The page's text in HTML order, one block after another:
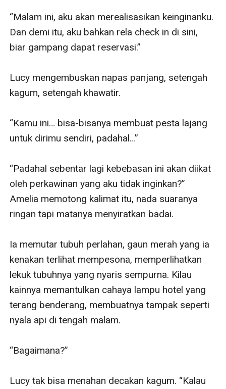
“Malam ini, aku akan merealisasikan keinginanku.
Dan demi itu, aku bahkan rela check in di sini,
biar gampang dapat reservasi.”
Lucy mengembuskan napas panjang, setengah
kagum, setengah khawatir.
“Kamu ini… bisa-bisanya membuat pesta lajang
untuk dirimu sendiri, padahal…”
“Padahal sebentar lagi kebebasan ini akan diikat
oleh perkawinan yang aku tidak inginkan?”
Amelia memotong kalimat itu, nada suaranya
ringan tapi matanya menyiratkan badai.
Ia memutar tubuh perlahan, gaun merah yang ia
kenakan terlihat mempesona, memperlihatkan
lekuk tubuhnya yang nyaris sempurna. Kilau
kainnya memantulkan cahaya lampu hotel yang
terang benderang, membuatnya tampak seperti
nyala api di tengah malam.
“Bagaimana?”
Lucy tak bisa menahan decakan kagum. “Kalau